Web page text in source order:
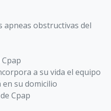
apneas obstructivas del
a su vida el equipo
en su domicilio
Cpap